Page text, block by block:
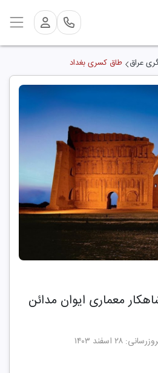
عراق طاق کسری بغداد
معماری ایوان مدائن